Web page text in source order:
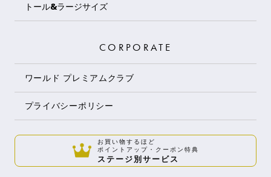
トール&ラージサイズ
CORPORATE
ワールド プレミアムクラブ
プライバシーポリシー
お買い物するほど
ポイントアップ・クーポン特典
ステージ別サービス